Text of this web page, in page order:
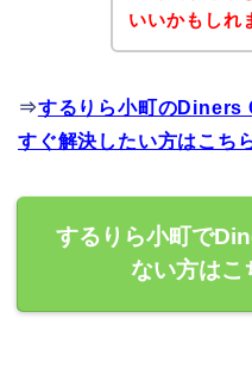
いいかもしれ
⇒するりら小町のDiners
すぐ解決したい方はこち
するりら小町で
ない方はこ